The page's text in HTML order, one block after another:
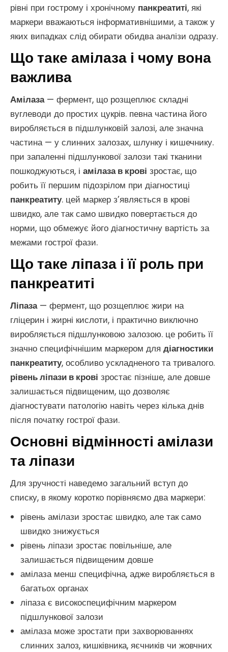
рівні при гострому і хронічному панкреатиті, які
маркери вважаються інформативнішими, а також у
яких випадках слід обирати обидва аналізи одразу.
Що таке амілаза і чому вона
важлива
Амілаза— фермент, що розщеплює складні
вуглеводи до простих цукрів. певна частина його
виробляється в підшлунковій залозі, але значна
частина — у слинних залозах, шлунку і кишечнику.
при запаленні підшлункової залози такі тканини
пошкоджуються, і амілаза в крові зростає, що
робить її першим підозрілом при діагностиці
панкреатиту. цей маркер з’являється в крові
швидко, але так само швидко повертається до
норми, що обмежує його діагностичну вартість за
межами гострої фази.
Що таке ліпаза і її роль при
панкреатиті
Ліпаза— фермент, що розщеплює жири на
гліцерин і жирні кислоти, і практично виключно
виробляється підшлунковою залозою. це робить її
значно специфічнішим маркером для діагностики
панкреатиту, особливо ускладненого та тривалого.
рівень ліпази в крові зростає пізніше, але довше
залишається підвищеним, що дозволяє
діагностувати патологію навіть через кілька днів
після початку гострої фази.
Основні відмінності амілази
та ліпази
Для зручності наведемо загальний вступ до
списку, в якому коротко порівняємо два маркери:
рівень амілази зростає швидко, але так само
швидко знижується
рівень ліпази зростає повільніше, але
залишається підвищеним довше
амілаза менш специфічна, адже виробляється в
багатьох органах
ліпаза є високоспецифічним маркером
підшлункової залози
амілаза може зростати при захворюваннях
слинних залоз, кишківника, яєчників чи жовчних